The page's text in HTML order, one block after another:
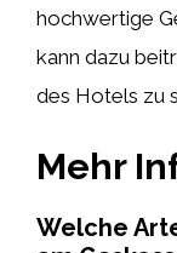
hochwertige
kann dazu
des Hotels zu
Mehr
Welche